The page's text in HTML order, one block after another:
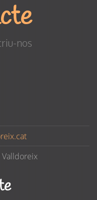
nos
Valldoreix